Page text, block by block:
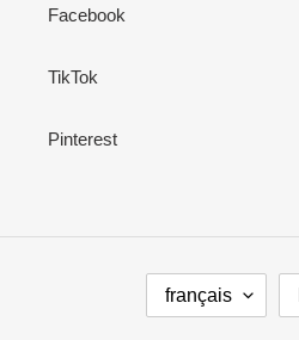
Facebook
TikTok
Pinterest
français